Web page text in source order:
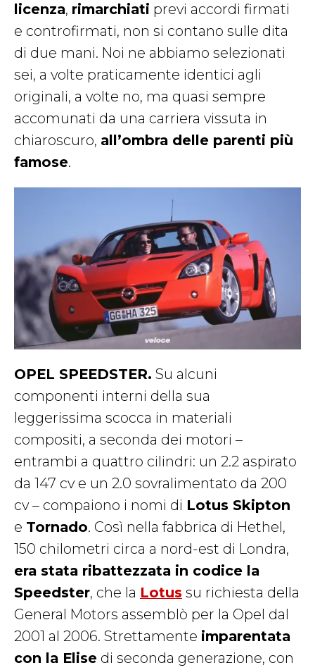
licenza, rimarchiati previ accordi firmati
e controfirmati, non si contano sulle dita
di due mani. Noi ne abbiamo selezionati
sei, a volte praticamente identici agli
originali, a volte no, ma quasi sempre
accomunati da una carriera vissuta in
chiaroscuro, all’ombra delle parenti più
famose.
OPEL SPEEDSTER. Su alcuni
componenti interni della sua
leggerissima scocca in materiali
compositi, a seconda dei motori –
entrambi a quattro cilindri: un 2.2 aspirato
da 147 cv e un 2.0 sovralimentato da 200
cv – compaiono i nomi di Lotus Skipton
e Tornado. Così nella fabbrica di Hethel,
150 chilometri circa a nord-est di Londra,
era stata ribattezzata in codice la
Speedster, che la Lotus su richiesta della
General Motors assemblò per la Opel dal
2001 al 2006. Strettamente imparentata
con la Elise di seconda generazione, con